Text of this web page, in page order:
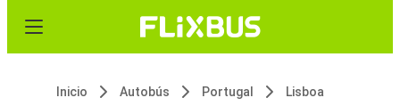
Inicio Autobús Portugal Lisboa